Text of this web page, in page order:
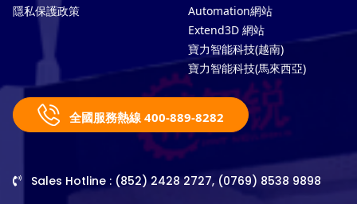
隱私保護政策
Automation網站
Extend3D 網站
寶力智能科技(越南)
寶力智能科技(馬來西亞)
全國服務熱線 400-889-8282
Sales Hotline : (852) 2428 2727, (0769) 8538 9898